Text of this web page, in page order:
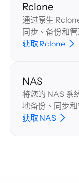
Rclone
通过原生
同步、备份和
获取 Rclone
NAS
将您的 NAS 系
地备份、同步
获取 NAS